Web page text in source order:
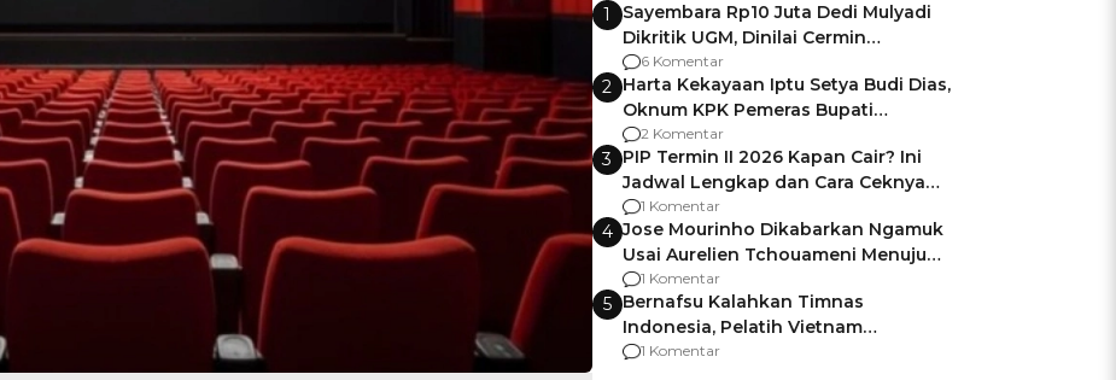
1
Sayembara Rp10 Juta Dedi Mulyadi
Dikritik UGM, Dinilai Cermin
Gagalnya Negara Jamin Keamanan
6 Komentar
2 Harta Kekayaan Iptu Setya Budi Dias,
Oknum KPK Pemeras Bupati
Pemalang
2 Komentar
3 PIP Termin II 2026 Kapan Cair? Ini
Jadwal Lengkap dan Cara Ceknya
agar Dana Tidak Hangus!
1 Komentar
4 Jose Mourinho Dikabarkan Ngamuk
Usai Aurelien Tchouameni Menuju
Manchester United
1 Komentar
5 Bernafsu Kalahkan Timnas
Indonesia, Pelatih Vietnam
Berencana Pakai Jimat di Pakansari
1 Komentar